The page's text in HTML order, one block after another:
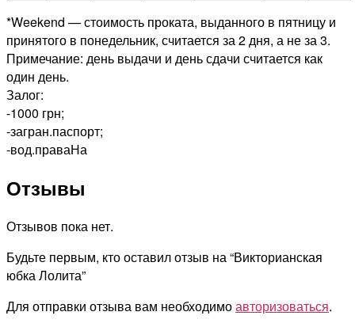
*Weekend — стоимость проката, выданного в пятницу и
принятого в понедельник, считается за 2 дня, а не за 3.
Примечание: день выдачи и день сдачи считается как
один день.
Залог:
-1000 грн;
-загран.паспорт;
-вод.праваНа
Отзывы
Отзывов пока нет.
Будьте первым, кто оставил отзыв на “Викторианская
юбка Лолита”
Для отправки отзыва вам необходимоавторизоваться.